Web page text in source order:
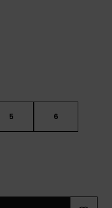
5 6